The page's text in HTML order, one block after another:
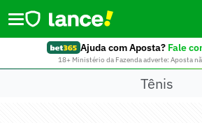
Ajuda com Aposta? Fale
18+ Ministério da Fazenda adverte: Aposta
Tênis